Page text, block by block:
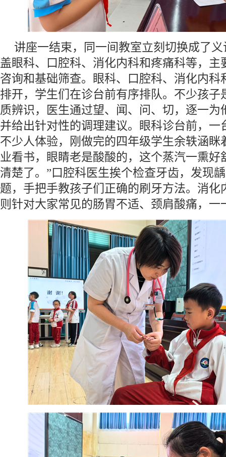
讲座一结束，同一间教室立刻切换成了
盖眼科、口腔科、消化内科和疼痛科等，主
咨询和基础筛查。眼科、口腔科、消化内科
排开，学生们在诊台前有序排队。不少孩子
质辨识，医生通过望、闻、问、切，逐一为
并给出针对性的调理建议。眼科诊台前，一
不少人体验，刚做完的四年级学生余轶涵眯
业看书，眼睛老是酸酸的，这个蒸汽一熏好
清楚了。”口腔科医生挨个检查牙齿，发现
题，手把手教孩子们正确的刷牙方法。消化
则针对大家常见的肠胃不适、颈肩酸痛，一